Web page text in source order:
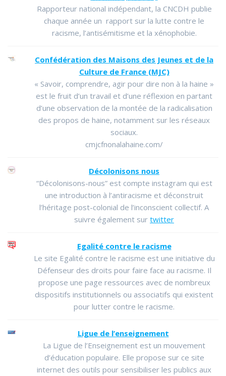
Rapporteur national indépendant, la CNCDH publie
chaque année un rapport sur la lutte contre le
racisme, l’antisémitisme et la xénophobie.
Confédération des Maisons des Jeunes et de la
Culture de France (MJC)
« Savoir, comprendre, agir pour dire non à la haine »
est le fruit d’un travail et d’une réflexion en partant
d’une observation de la montée de la radicalisation
des propos de haine, notamment sur les réseaux
sociaux.
cmjcfnonalahaine.com/
Décolonisons nous
“Décolonisons-nous” est compte instagram qui est
une introduction à l’antiracisme et déconstruit
l’héritage post-colonial de l’inconscient collectif. A
suivre également sur twitter
Egalité contre le racisme
Le site Egalité contre le racisme est une initiative du
Défenseur des droits pour faire face au racisme. Il
propose une page ressources avec de nombreux
dispositifs institutionnels ou associatifs qui existent
pour lutter contre le racisme.
Ligue de l’enseignement
La Ligue de l’Enseignement est un mouvement
d’éducation populaire. Elle propose sur ce site
internet des outils pour sensibiliser les publics aux